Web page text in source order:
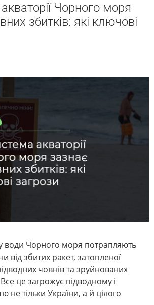
Чорного моря
збитків: які ключові
у води Чорного моря потрапляють
від збитих ракет, затопленої
човнів та зруйнованих
це загрожує підводному і
не тільки України, а й цілого